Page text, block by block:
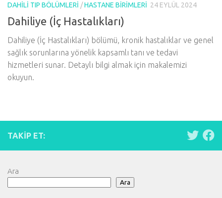
DAHILI TIP BÖLÜMLERI /HASTANE BIRIMLERI 24 EYLÜL 2024
Dahiliye (İç Hastalıkları)
Dahiliye (İç Hastalıkları) bölümü, kronik hastalıklar ve genel
sağlık sorunlarına yönelik kapsamlı tanı ve tedavi
hizmetleri sunar. Detaylı bilgi almak için makalemizi
okuyun.
TAKIP ET:
Ara
Ara